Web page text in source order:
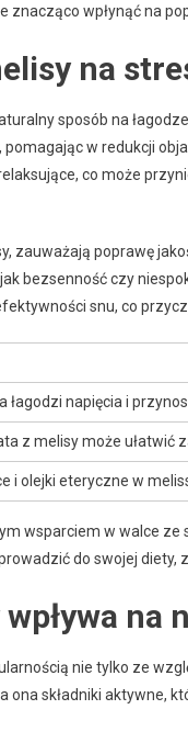
znacząco wpłynąć na
na
sposób na
pomagając w redukcji
co może
zauważają poprawę
bezsenność czy
snu, co
łagodzi napięcia i
z melisy może ułatwić
i olejki eteryczne w
wsparciem w walce
do swojej diety,
na
nie tylko ze
składniki aktywne,